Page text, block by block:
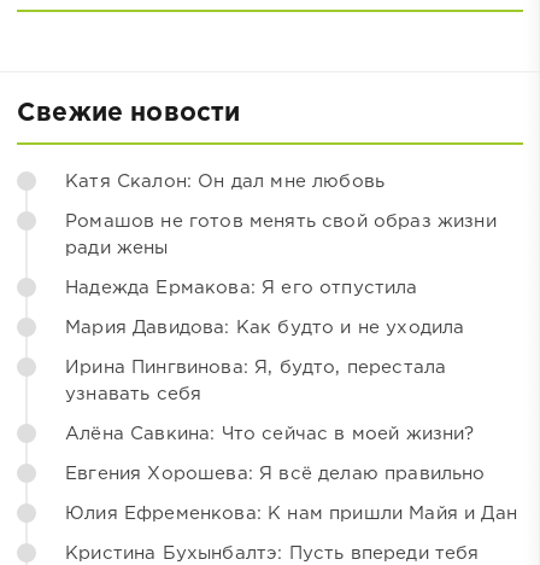
Свежие новости
Катя Скалон: Он дал мне любовь
Ромашов не готов менять свой образ жизни
ради жены
Надежда Ермакова: Я его отпустила
Мария Давидова: Как будто и не уходила
Ирина Пингвинова: Я, будто, перестала
узнавать себя
Алёна Савкина: Что сейчас в моей жизни?
Евгения Хорошева: Я всё делаю правильно
Юлия Ефременкова: К нам пришли Майя и Дан
Кристина Бухынбалтэ: Пусть впереди тебя